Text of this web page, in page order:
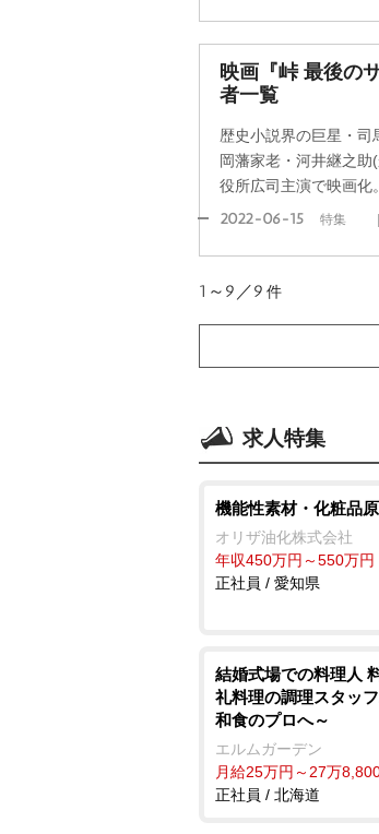
映画『峠 最後の
者一覧
歴史小説界の巨星・
岡藩家老・河井継之
役所広司主演で映画化。
2022-06-15 特集
1～9／9 件
求人特集
機能性素材・化粧品
オリザ油化株式会社
年収450万円～550万円
正社員 / 愛知県
結婚式場での料理人
礼料理の調理スタッ
和食のプロへ～
エルムガーデン
月給25万円～27万
正社員 / 北海道